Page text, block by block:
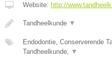
Website: http://
Tandheelkunde ▼
Endodontie, Conserverende
Tandheelkunde,
▼